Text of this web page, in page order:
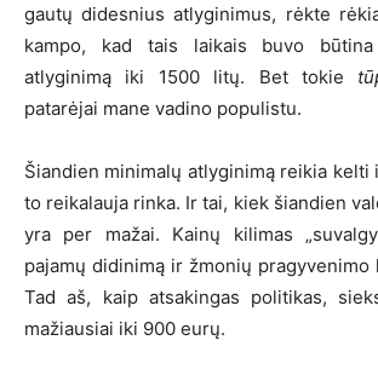
gautų didesnius atlyginimus, rėkte
kampo, kad tais laikais buvo
atlyginimą iki 1500 litų. Bet tokie
patarėjai mane vadino populistu.
Šiandien minimalų atlyginimą reikia kelti
to reikalauja rinka. Ir tai, kiek šiandien
yra per mažai. Kainų kilimas
pajamų didinimą ir žmonių pragyvenimo
Tad aš, kaip atsakingas politikas,
mažiausiai iki 900 eurų.